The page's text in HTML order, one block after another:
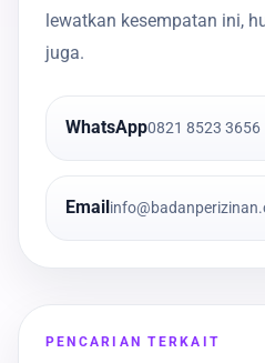
lewatkan kesempatan ini,
juga.
WhatsApp0821 8523 3656
Email
PENCARIAN TERKAIT